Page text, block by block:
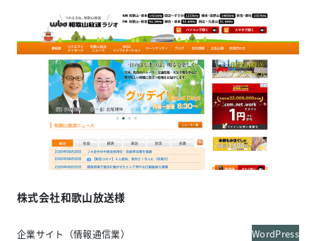
株式会社和歌山放送様
企業サイト（情報通信業） WordPress